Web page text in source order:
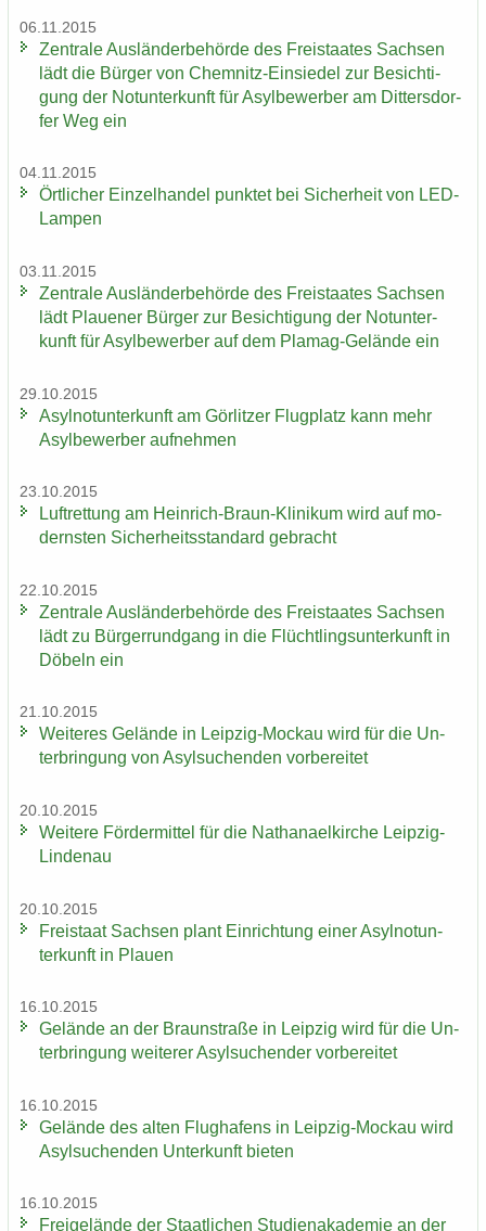
06.11.2015
Zen­tra­le Aus­län­der­be­hör­de des Frei­staa­tes Sach­sen
lädt die Bür­ger von Chemnitz-​Einsiedel zur Be­sich­ti­
gung der Not­un­ter­kunft für Asyl­be­wer­ber am Dit­ters­dor­
fer Weg ein
04.11.2015
Ört­li­cher Ein­zel­han­del punk­tet bei Si­cher­heit von LED-​
Lampen
03.11.2015
Zen­tra­le Aus­län­der­be­hör­de des Frei­staa­tes Sach­sen
lädt Plaue­ner Bür­ger zur Be­sich­ti­gung der Not­un­ter­
kunft für Asyl­be­wer­ber auf dem Plamag-​Gelände ein
29.10.2015
Asyl­not­un­ter­kunft am Gör­lit­zer Flug­platz kann mehr
Asyl­be­wer­ber auf­neh­men
23.10.2015
Luft­ret­tung am Heinrich-​Braun-Klinikum wird auf mo­
derns­ten Si­cher­heits­stan­dard ge­bracht
22.10.2015
Zen­tra­le Aus­län­der­be­hör­de des Frei­staa­tes Sach­sen
lädt zu Bür­ger­rund­gang in die Flücht­lings­un­ter­kunft in
Dö­beln ein
21.10.2015
Wei­te­res Ge­län­de in Leipzig-​Mockau wird für die Un­
ter­brin­gung von Asyl­su­chen­den vor­be­rei­tet
20.10.2015
Wei­te­re För­der­mit­tel für die Na­tha­nael­kir­che Leipzig-​
Lindenau
20.10.2015
Frei­staat Sach­sen plant Ein­rich­tung einer Asyl­not­un­
ter­kunft in Plau­en
16.10.2015
Ge­län­de an der Braun­stra­ße in Leip­zig wird für die Un­
ter­brin­gung wei­te­rer Asyl­su­chen­der vor­be­rei­tet
16.10.2015
Ge­län­de des alten Flug­ha­fens in Leipzig-​Mockau wird
Asyl­su­chen­den Un­ter­kunft bie­ten
16.10.2015
Frei­ge­län­de der Staat­li­chen Stu­di­en­aka­de­mie an der